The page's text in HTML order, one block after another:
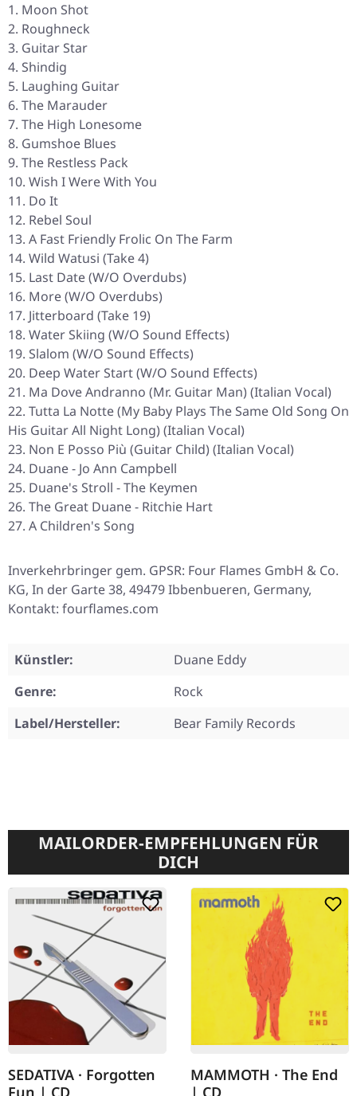
Moon Shot
Roughneck
Guitar Star
Shindig
Laughing Guitar
The Marauder
The High Lonesome
Gumshoe Blues
The Restless Pack
Wish I Were With You
Do It
Rebel Soul
A Fast Friendly Frolic On The Farm
Wild Watusi (Take 4)
Last Date (W/O Overdubs)
More (W/O Overdubs)
Jitterboard (Take 19)
Water Skiing (W/O Sound Effects)
Slalom (W/O Sound Effects)
Deep Water Start (W/O Sound Effects)
Ma Dove Andranno (Mr. Guitar Man) (Italian Vocal)
Tutta La Notte (My Baby Plays The Same Old Song On
His Guitar All Night Long) (Italian Vocal)
Non E Posso Più (Guitar Child) (Italian Vocal)
Duane - Jo Ann Campbell
Duane's Stroll - The Keymen
The Great Duane - Ritchie Hart
A Children's Song
Inverkehrbringer gem. GPSR: Four Flames GmbH & Co.
KG, In der Garte 38, 49479 Ibbenbueren, Germany,
Kontakt: fourflames.com
Künstler:
Duane Eddy
Genre:
Rock
Label/Hersteller:
Bear Family Records
MAILORDER-EMPFEHLUNGEN FÜR
DICH
SEDATIVA · Forgotten
MAMMOTH · The End